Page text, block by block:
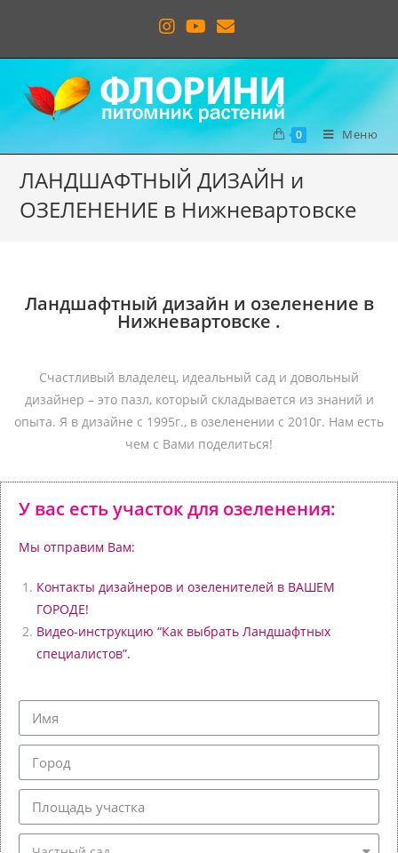
0 Меню
ЛАНДШАФТНЫЙ ДИЗАЙН и
ОЗЕЛЕНЕНИЕ в Нижневартовске
Ландшафтный дизайн и озеленение в
Нижневартовске .
Счастливый владелец, идеальный сад и довольный
дизайнер – это пазл, который складывается из знаний и
опыта. Я в дизайне с 1995г., в озеленении с 2010г. Нам есть
чем с Вами поделиться!
У вас есть участок для озеленения:
Мы отправим Вам:
Контакты дизайнеров и озеленителей в ВАШЕМ
ГОРОДЕ!
Видео-инструкцию “Как выбрать Ландшафтных
специалистов”.